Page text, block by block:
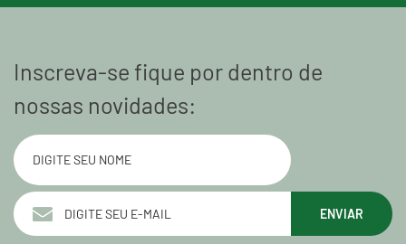
Inscreva-se fique por dentro de
nossas novidades:
ENVIAR